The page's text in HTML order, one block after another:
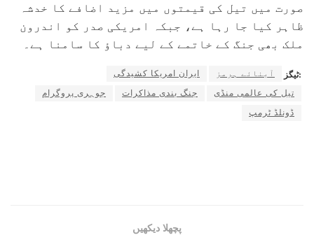
صورت میں تیل کی قیمتوں میں مزید اضافے کا خدشہ
ظاہر کیا جا رہا ہے، جبکہ امریکی صدر کو اندرون
ملک بھی جنگ کے خاتمے کے لیے دباؤ کا سامنا ہے۔
ٹیگز: آبنائے ہرمز
ایران امریکا کشیدگی
تیل کی عالمی منڈی
جنگ بندی مذاکرات
جوہری پروگرام
ڈونلڈ ٹرمپ
پچھلا دیکھیں